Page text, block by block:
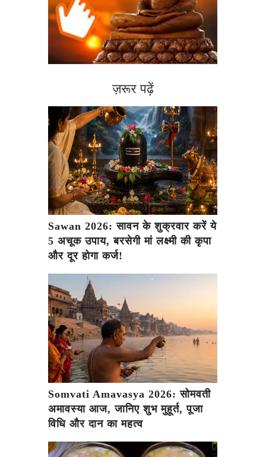
ज़रूर पढ़ें
Sawan 2026: सावन के शुक्रवार करें ये
5 अचूक उपाय, बरसेगी मां लक्ष्मी की कृपा
और दूर होगा कर्ज!
Somvati Amavasya 2026: सोमवती
अमावस्या आज, जानिए शुभ मुहूर्त, पूजा
विधि और दान का महत्व